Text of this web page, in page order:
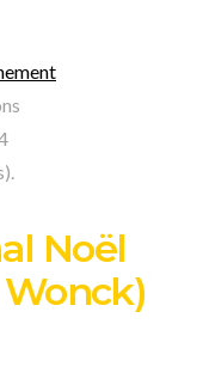
Noël
Wonck)